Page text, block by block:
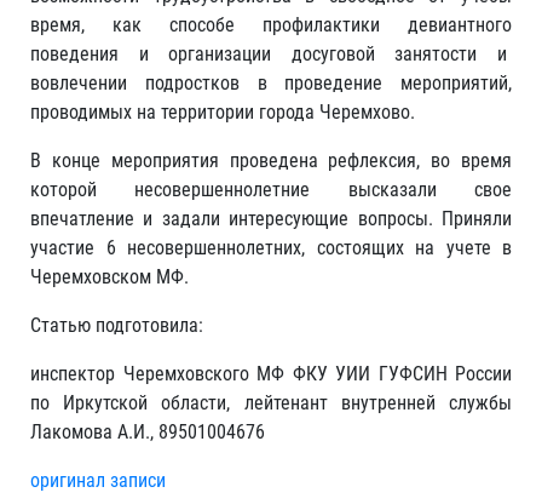
время, как способе профилактики девиантного
поведения и организации досуговой занятости и
вовлечении подростков в проведение мероприятий,
проводимых на территории города Черемхово.
В конце мероприятия проведена рефлексия, во время
которой несовершеннолетние высказали свое
впечатление и задали интересующие вопросы. Приняли
участие 6 несовершеннолетних, состоящих на учете в
Черемховском МФ.
Статью подготовила:
инспектор Черемховского МФ ФКУ УИИ ГУФСИН России
по Иркутской области, лейтенант внутренней службы
Лакомова А.И., 89501004676
оригинал записи